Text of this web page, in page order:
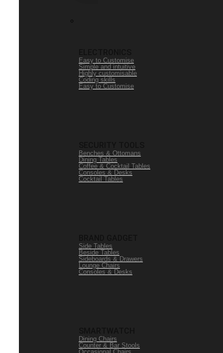
Easy to Customise
Simple and intuitive
Highly customisable
Coding skills
Easy to Customise
Benches & Ottomans
Dining Tables
Coffee & Cocktail Tables
Consoles & Desks
Cocktail Tables
Side Tables
Beside Tables
Sideboards & Drawers
Lounge Chairs
Consoles & Desks
Dining Chairs
Counter & Bar Stools